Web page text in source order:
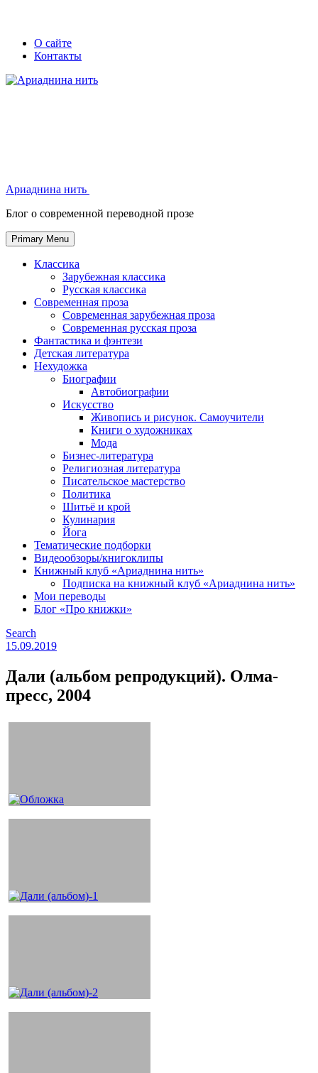
Skip
Secondary
left
navigation
Secondary
right
navigation
О сайте
Контакты
Ариаднина нить
Блог о современной переводной прозе
Primary Menu
Классика
Зарубежная классика
Русская классика
Современная проза
Современная зарубежная проза
Современная русская проза
Фантастика и фэнтези
Детская литература
Нехудожка
Биографии
Автобиографии
Искусство
Живопись и рисунок. Самоучители
Книги о художниках
Мода
Бизнес-литература
Религиозная литература
Писательское мастерство
Политика
Шитьё и крой
Кулинария
Йога
Тематические подборки
Видеообзоры/книгоклипы
Книжный клуб «Ариаднина нить»
Подписка на книжный клуб «Ариаднина нить»
Мои переводы
Блог «Про книжки»
Search
15.09.2019
Дали (альбом репродукций). Олма-
пресс, 2004